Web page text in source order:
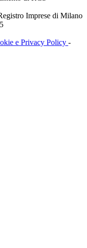
Imprese di Milano
e Privacy Policy -